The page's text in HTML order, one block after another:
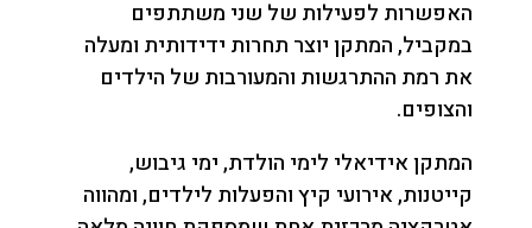
האפשרות לפעילות של שני משתתפים
במקביל, המתקן יוצר תחרות ידידותית ומעלה
את רמת ההתרגשות והמעורבות של הילדים
והצופים.
המתקן אידיאלי לימי הולדת, ימי גיבוש,
קייטנות, אירועי קיץ והפעלות לילדים, ומהווה